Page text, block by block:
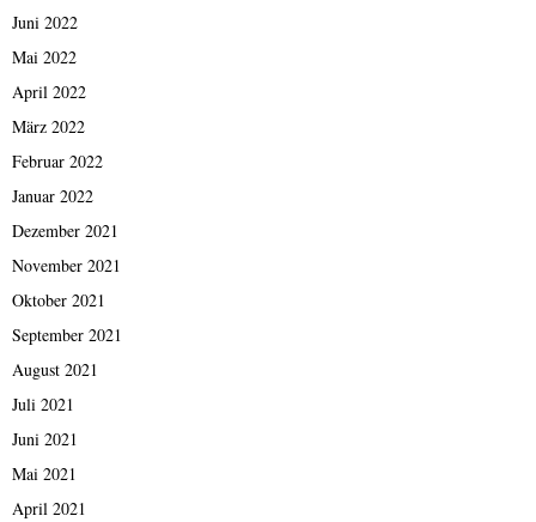
Juni 2022
Mai 2022
April 2022
März 2022
Februar 2022
Januar 2022
Dezember 2021
November 2021
Oktober 2021
September 2021
August 2021
Juli 2021
Juni 2021
Mai 2021
April 2021